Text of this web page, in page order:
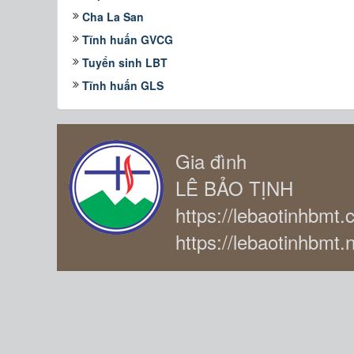
Cha La San
Tĩnh huấn GVCG
Tuyển sinh LBT
Tĩnh huấn GLS
Gia đình
LÊ BẢO TỊNH
https://
https://